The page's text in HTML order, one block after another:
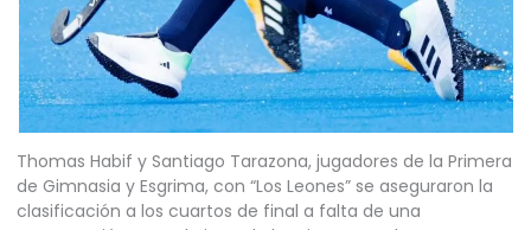
Thomas Habif y Santiago Tarazona, jugadores de la Primera
de Gimnasia y Esgrima, con “Los Leones” se aseguraron la
clasificación a los cuartos de final a falta de una